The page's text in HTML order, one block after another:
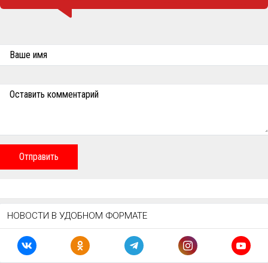
Ваше имя
Оставить комментарий
Отправить
НОВОСТИ В УДОБНОМ ФОРМАТЕ